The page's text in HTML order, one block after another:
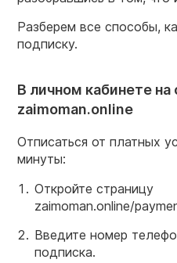
Разберем все способы,
подписку.
В личном кабинете на
zaimoman.online
Отписаться от платных
минуты:
Откройте страницу
zaimoman.online/
Введите номер
подписка.